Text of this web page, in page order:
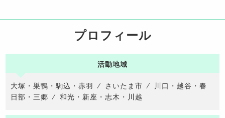
プロフィール
活動地域
大塚・巣鴨・駒込・赤羽 ⁄ さいたま市 ⁄
川口・越谷・春
日部・三郷 ⁄和光・新座・志木・川越